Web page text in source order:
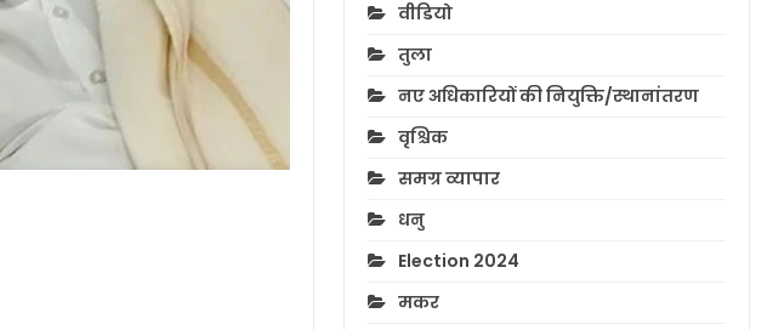
वीडियो
तुला
नए अधिकारियों की नियुक्ति/स्थानांतरण
वृश्चिक
समग्र व्यापार
धनु
Election 2024
मकर